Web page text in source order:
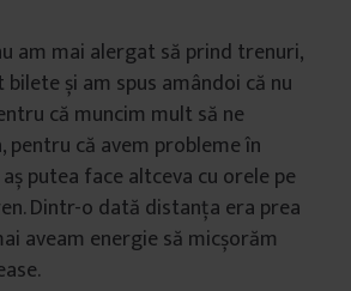
am mai alergat să prind trenuri,
și am spus amândoi că nu
că muncim mult să ne
că avem probleme în
putea face altceva cu orele pe
Dintr-o dată distanța era prea
aveam energie să micșorăm